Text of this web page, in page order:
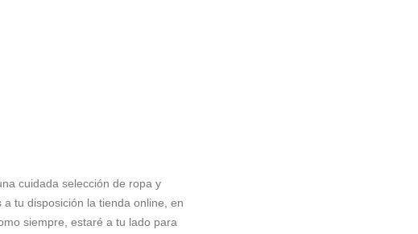
cuidada selección de ropa y
tu disposición la tienda online, en
siempre, estaré a tu lado para